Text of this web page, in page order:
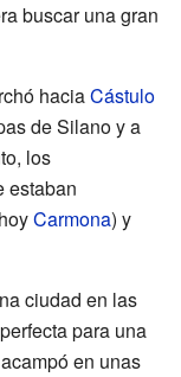
buscar una gran
haciaCástulo
de Silano y a
los
estaban
Carmona) y
ciudad en las
para una
en unas